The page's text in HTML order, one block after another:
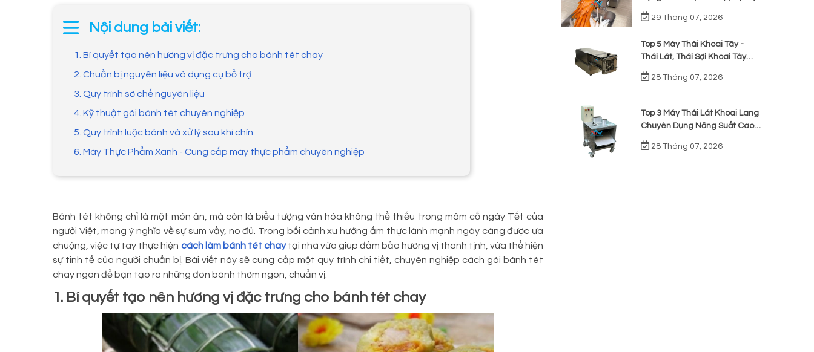
Nội dung bài viết:
1. Bí quyết tạo nên hương vị đặc trưng cho bánh tét chay
2. Chuẩn bị nguyên liệu và dụng cụ bổ trợ
3. Quy trình sơ chế nguyên liệu
4. Kỹ thuật gói bánh tét chuyên nghiệp
5. Quy trình luộc bánh và xử lý sau khi chín
6. Máy Thực Phẩm Xanh - Cung cấp máy thực phẩm chuyên nghiệp
Bánh tét không chỉ là một món ăn, mà còn là biểu tượng văn hóa không thể thiếu trong mâm cỗ ngày Tết của
người Việt, mang ý nghĩa về sự sum vầy, no đủ. Trong bối cảnh xu hướng ẩm thực lành mạnh ngày càng được ưa
chuộng, việc tự tay thực hiện cách làm bánh tét chaytại nhà vừa giúp đảm bảo hương vị thanh tịnh, vừa thể hiện
sự tinh tế của người chuẩn bị. Bài viết này sẽ cung cấp một quy trình chi tiết, chuyên nghiệp cách gói bánh tét
chay ngon để bạn tạo ra những đòn bánh thơm ngon, chuẩn vị.
1. Bí quyết tạo nên hương vị đặc trưng cho bánh tét chay
29 Tháng 07, 2026
Top 5 Máy Thái Khoai Tây -
Thái Lát, Thái Sợi Khoai Tây
28 Tháng 07, 2026
Top 3 Máy Thái Lát Khoai Lang
Chuyên Dụng Năng Suất Cao,
Giá Rẻ
28 Tháng 07, 2026